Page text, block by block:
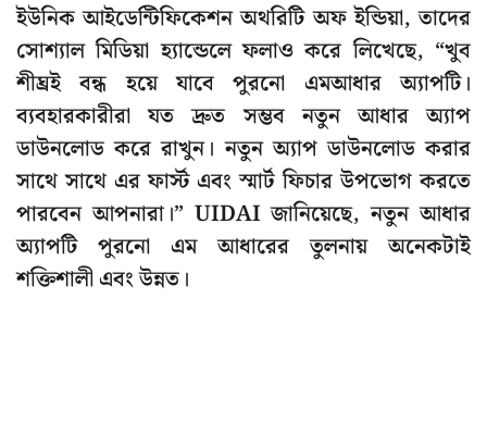
ইউনিক আইডেন্টিফিকেশন অথরিটি অফ ইন্ডিয়া, তাদের
সোশ্যাল মিডিয়া হ্যান্ডেলে ফলাও করে লিখেছে, “খুব
শীঘ্রই বন্ধ হয়ে যাবে পুরনো এমআধার অ্যাপটি।
ব্যবহারকারীরা যত দ্রুত সম্ভব নতুন আধার অ্যাপ
ডাউনলোড করে রাখুন। নতুন অ্যাপ ডাউনলোড করার
সাথে সাথে এর ফার্স্ট এবং স্মার্ট ফিচার উপভোগ করতে
পারবেন আপনারা।” UIDAI জানিয়েছে, নতুন আধার
অ্যাপটি পুরনো এম আধারের তুলনায় অনেকটাই
শক্তিশালী এবং উন্নত।